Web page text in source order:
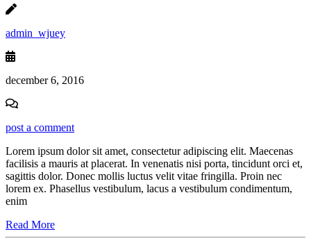
admin_wjuey
december 6, 2016
post a comment
Lorem ipsum dolor sit amet, consectetur adipiscing elit. Maecenas
facilisis a mauris at placerat. In venenatis nisi porta, tincidunt orci et,
sagittis dolor. Donec mollis luctus velit vitae fringilla. Proin nec
lorem ex. Phasellus vestibulum, lacus a vestibulum condimentum,
enim
Read More